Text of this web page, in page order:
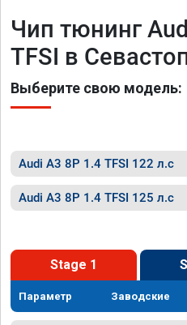
Чип тюнинг
TFSI в
Выберите свою модель:
Audi A3 8P 1.4 TFSI 122 л.с
Audi A3 8P 1.4 TFSI 125 л.с
Stage 1
Параметр Заводские